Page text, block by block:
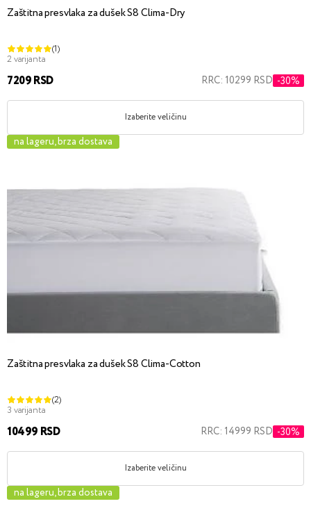
Zaštitna presvlaka za dušek S8 Clima-Dry
(1)
2 varijanta
7209 RSD RRC: 10299 RSD -30%
Izaberite veličinu
na lageru, brza dostava
Zaštitna presvlaka za dušek S8 Clima-Cotton
(2)
3 varijanta
10499 RSD RRC: 14999 RSD -30%
Izaberite veličinu
na lageru, brza dostava